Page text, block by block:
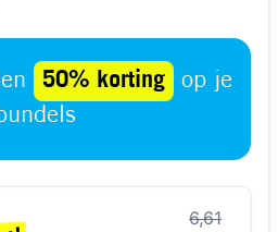
50% korting
op je
6,61